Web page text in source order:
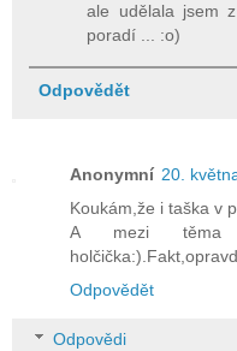
ale udělala jsem
poradí ... :o)
Odpovědět
Anonymní 20.
Koukám,že i taška v
A mezi těma
Odpovědět
Odpovědi